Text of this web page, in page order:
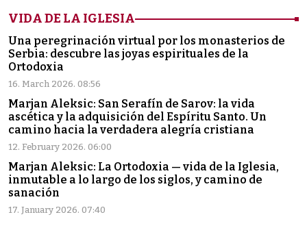
VIDA DE LA IGLESIA
Una peregrinación virtual por los monasterios de
Serbia: descubre las joyas espirituales de la
Ortodoxia
16. March 2026. 08:56
Marjan Aleksic: San Serafín de Sarov: la vida
ascética y la adquisición del Espíritu Santo. Un
camino hacia la verdadera alegría cristiana
12. February 2026. 06:00
Marjan Aleksic: La Ortodoxia — vida de la Iglesia,
inmutable a lo largo de los siglos, y camino de
sanación
17. January 2026. 07:40